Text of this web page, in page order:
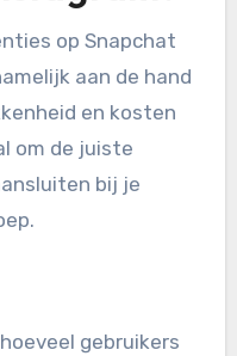
op Snapchat
aan de hand
en kosten
om de juiste
bij je
gebruikers